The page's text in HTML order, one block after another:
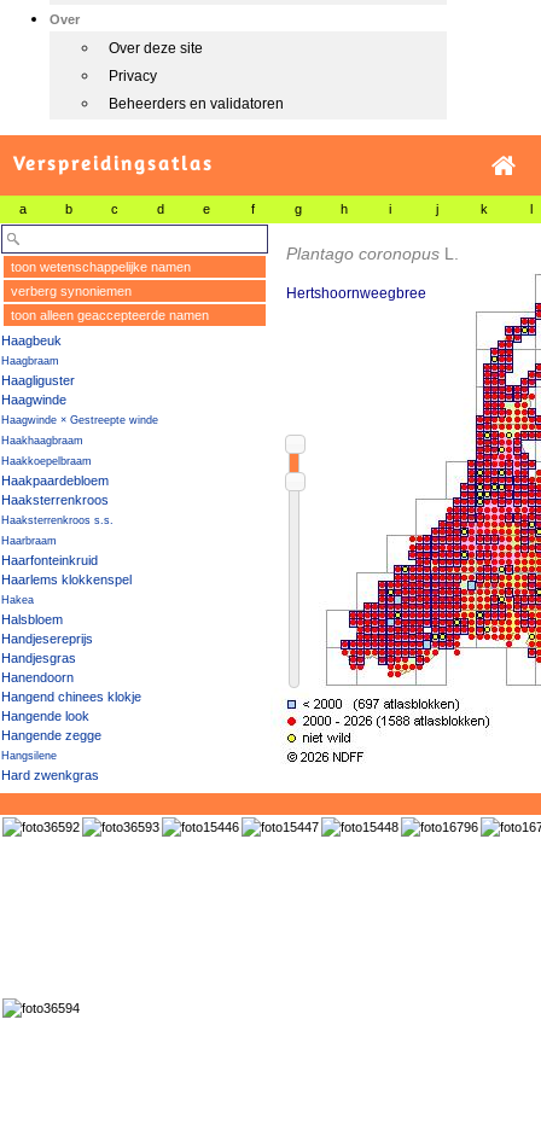
Over
Over deze site
Privacy
Beheerders en validatoren
Verspreidingsatlas
a b c d e f g h i j k l
toon wetenschappelijke namen
verberg synoniemen
toon alleen geaccepteerde namen
Haagbeuk
Haagbraam
Haagliguster
Haagwinde
Haagwinde × Gestreepte winde
Haakhaagbraam
Haakkoepelbraam
Haakpaardebloem
Haaksterrenkroos
Haaksterrenkroos s.s.
Haarbraam
Haarfonteinkruid
Haarlems klokkenspel
Hakea
Halsbloem
Handjesereprijs
Handjesgras
Hanendoorn
Hangend chinees klokje
Hangende look
Hangende zegge
Hangsilene
Hard zwenkgras
Hard zwenkgras/Groot schapengras
Harde basterdwederik
Harde haagbraam
Harige koepelbraam
Plantago coronopus L.
Hertshoornweegbree